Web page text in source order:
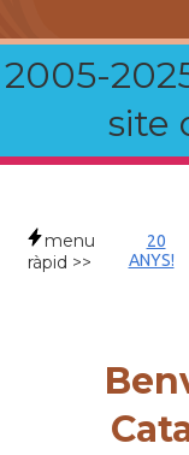
2005-
site
menu
ràpid >>
20
ANYS!